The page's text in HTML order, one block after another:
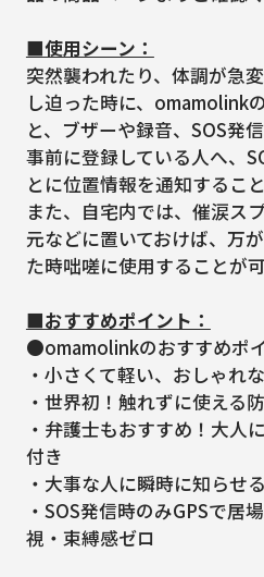
■使用シーン：
突然襲われたり、体調が急
し迫った時に、omamolink
と、ブザーや録音、SOS発
事前に登録している人へ、
とに位置情報を通知するこ
また、自宅内では、催涙ス
元などに置いておけば、万
た時咄嗟に使用することが可
■おすすめポイント：
●omamolinkのおすすめポ
・小さくて軽い、おしゃれ
・世界初！触れずに使える
・弁護士もおすすめ！大人
付き
・大事な人に瞬時に知らせ
・SOS発信時のみGPSで居
視・束縛感ゼロ